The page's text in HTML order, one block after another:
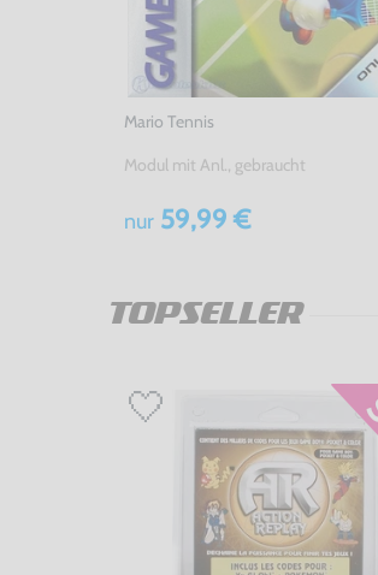
Mario Tennis
Modul mit Anl., gebraucht
nur 59,99 €
TOPSELLER